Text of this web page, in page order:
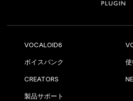
VOCALOID6
ボイスバンク
CREATORS
製品サポート